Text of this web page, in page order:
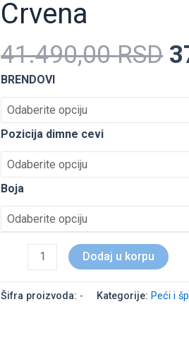
Crvena
41.490,00RSD
BRENDOVI
Pozicija dimne cevi
Boja
7
DP
Dodaj u korpu
Šifra proizvoda: - Kategorije:Peći i